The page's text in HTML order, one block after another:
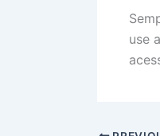
use